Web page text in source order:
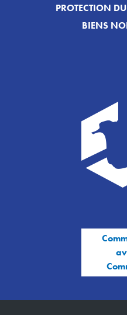
PROTECTION
BIENS